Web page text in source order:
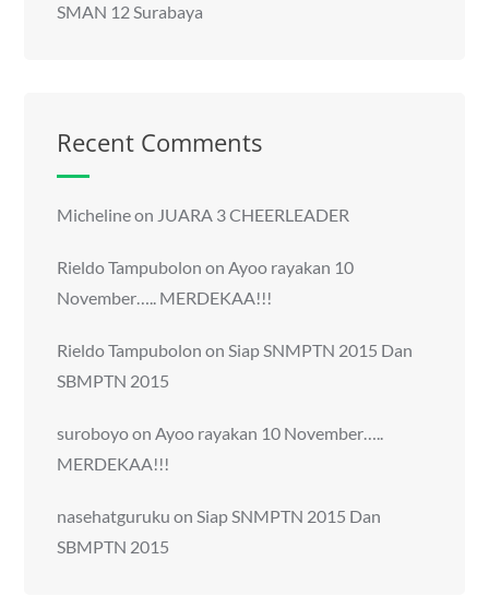
SMAN 12 Surabaya
Recent Comments
Michelineon JUARA 3 CHEERLEADER
Rieldo Tampubolon onAyoo rayakan 10
November….. MERDEKAA!!!
Rieldo Tampubolon onSiap SNMPTN 2015 Dan
SBMPTN 2015
suroboyoonAyoo rayakan 10 November…..
MERDEKAA!!!
nasehatguruku onSiap SNMPTN 2015 Dan
SBMPTN 2015